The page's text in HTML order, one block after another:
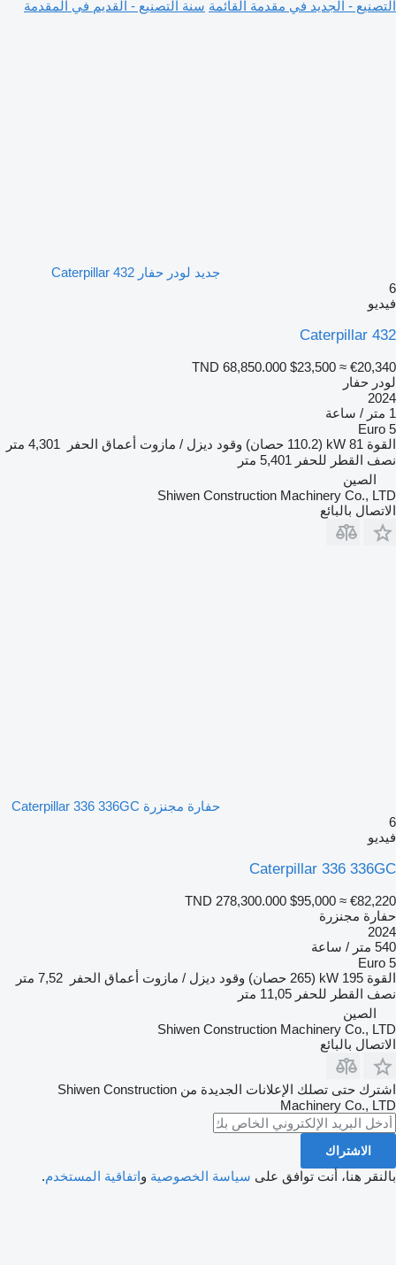
- الجديد في مقدمة القائمة سنة التصنيع - القديم في المقدمة
جديد لودر حفار Caterpillar 432
Caterpillar
TND 68,850.000 $23,500 ≈
حفار
81 kW (110.2 حصان) وقود ديزل / مازوت أعماق الحفر 4,301 متر
القطر للحفر 5,401 متر
الصين
Shiwen Construction Machinery Co.,
بالبائع
حفارة مجنزرة Caterpillar 336 336GC
Caterpillar 336
TND 278,300.000 $95,000 ≈
مجنزرة
ساعة
195 kW (265 حصان) وقود ديزل / مازوت أعماق الحفر 7,52 متر
القطر للحفر 11,05 متر
الصين
Shiwen Construction Machinery Co.,
بالبائع
اشترك حتى تصلك الإعلانات الجديدة من Shiwen Construction
Machinery Co.,
الاشتراك
هنا، أنت توافق علىسياسة الخصوصيةواتفاقية المستخدم.